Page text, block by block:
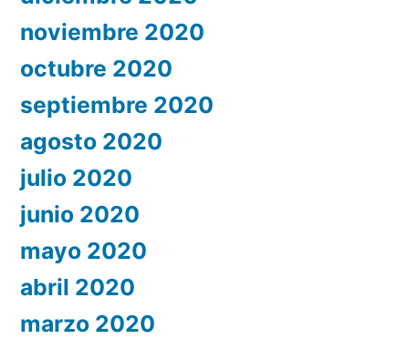
noviembre 2020
octubre 2020
septiembre 2020
agosto 2020
julio 2020
junio 2020
mayo 2020
abril 2020
marzo 2020